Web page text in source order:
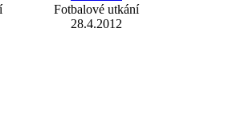
Fotbalové utkání
28.4.2012